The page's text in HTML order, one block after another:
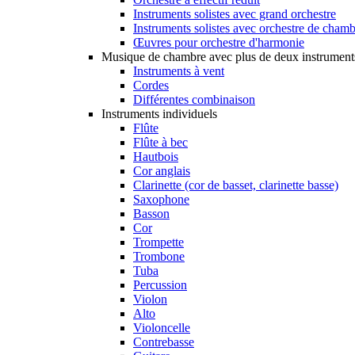
Instruments solistes avec grand orchestre
Instruments solistes avec orchestre de
Œuvres pour orchestre d'harmonie
Musique de chambre avec plus de deux
Instruments à vent
Cordes
Différentes combinaison
Instruments individuels
Flûte
Flûte à bec
Hautbois
Cor anglais
Clarinette (cor de basset, clarinette basse)
Saxophone
Basson
Cor
Trompette
Trombone
Tuba
Percussion
Violon
Alto
Violoncelle
Contrebasse